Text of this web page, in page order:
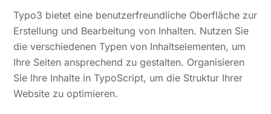
Typo3 bietet eine benutzerfreundliche Oberfläche zur
Erstellung und Bearbeitung von Inhalten. Nutzen Sie
die verschiedenen Typen von Inhaltselementen, um
Ihre Seiten ansprechend zu gestalten. Organisieren
Sie Ihre Inhalte in TypoScript, um die Struktur Ihrer
Website zu optimieren.